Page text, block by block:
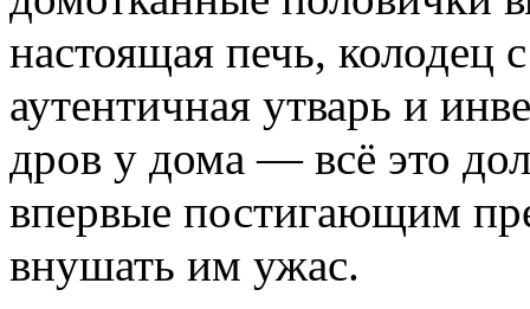
настоящая печь, колодец
аутентичная утварь и
дров у дома — всё это
впервые постигающим
внушать им ужас.